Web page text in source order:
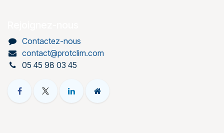
Contactez-nous
contact@protclim.com
05 45 98 03 45